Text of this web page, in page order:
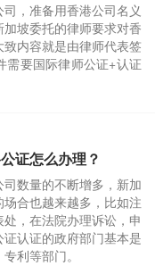
，准备用香港公司名义
坡委托的律师要求对香
内容就是由律师代表签
需要国际律师公证+认证
证怎么办理？
数量的不断增多，新加
合也越来越多，比如注
，在法院办理诉讼，申
认证的政府部门基本是
利等部门。